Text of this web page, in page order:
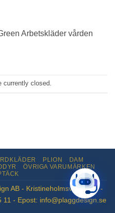
Arbetskläder vården
currently closed.
PLION
DAM
ÖVRIGA VARUMÄRKEN
AB - Kristineholmsvägen 12 -
- Epost: info@plaggdesign.se